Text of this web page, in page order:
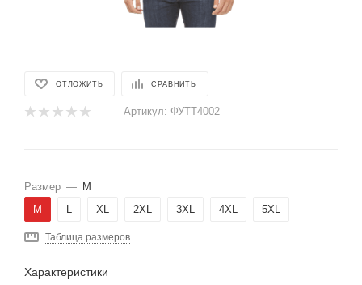
ОТЛОЖИТЬ СРАВНИТЬ
Артикул: ФУТТ4002
Размер — M
M
L XL 2XL 3XL 4XL 5XL
Таблица размеров
Характеристики